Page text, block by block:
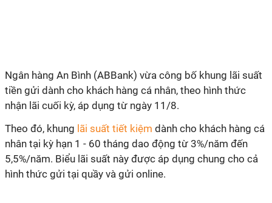
Ngân hàng An Bình (ABBank) vừa công bố khung lãi suất
tiền gửi dành cho khách hàng cá nhân, theo hình thức
nhận lãi cuối kỳ, áp dụng từ ngày 11/8.
Theo đó, khung lãi suất tiết kiệm dành cho khách hàng cá
nhân tại kỳ hạn 1 - 60 tháng dao động từ 3%/năm đến
5,5%/năm. Biểu lãi suất này được áp dụng chung cho cả
hình thức gửi tại quầy và gửi online.